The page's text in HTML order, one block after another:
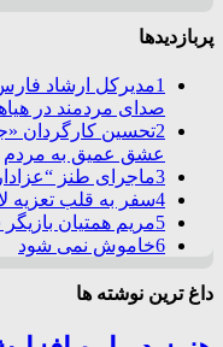
پربازدیدها
1مدیرکل ارشاد
صدای مردمند در
2تحسین کارگردان
عشق عمیق به مردم
3ماجرای طنز
4سفر به قلب تعزیه لامرد از
5مریم همتیان
6خاموش نمی شود
داغ ترین نوشته ها